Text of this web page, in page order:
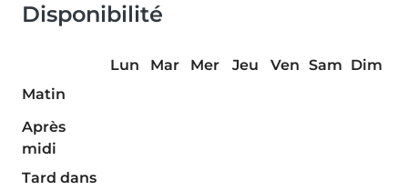
Disponibilité
Lun Mar Mer Jeu Ven Sam Dim
Matin
Après
midi
Tard dans